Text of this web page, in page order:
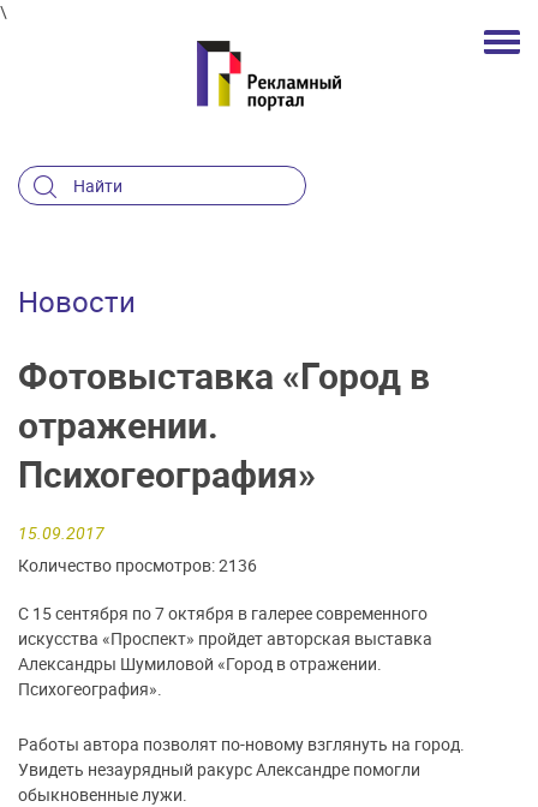
\
Новости
Фотовыставка «Город в
отражении.
Психогеография»
15.09.2017
Количество просмотров: 2136
С 15 сентября по 7 октября в галерее современного
искусства «Проспект» пройдет авторская выставка
Александры Шумиловой «Город в отражении.
Психогеография».
Работы автора позволят по-новому взглянуть на город.
Увидеть незаурядный ракурс Александре помогли
обыкновенные лужи.